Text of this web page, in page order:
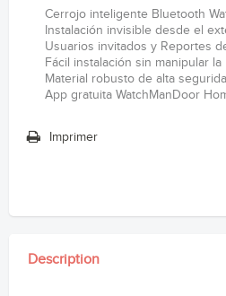
Cerrojo inteligente Bluetooth
Instalación invisible desde el
Usuarios invitados y Reportes
Fácil instalación sin manipular la
Material robusto de alta
App gratuita WatchManDoor
Imprimer
Description